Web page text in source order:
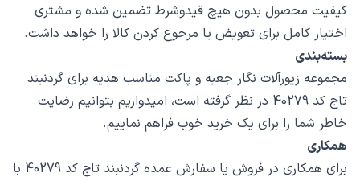
کیفیت محصول بدون هیچ قیدوشرط تضمین شده و مشتری
اختیار کامل برای تعویض یا مرجوع کردن کالا را خواهد داشت.
بسته‌بندی
مجموعه زیورآلات نگار جعبه و پاکت مناسب هدیه برای گردنبند
تاج کد 40279 در نظر گرفته است، امیدواریم بتوانیم رضایت
خاطر شما را برای یک خرید خوب فراهم نماییم.
همکاری
برای همکاری در فروش یا سفارش عمده گردنبند تاج کد 40279 با